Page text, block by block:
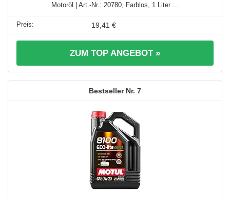
Motoröl | Art.-Nr.: 20780, Farblos, 1 Liter ...
19,41 €
ZUM TOP ANGEBOT »
7